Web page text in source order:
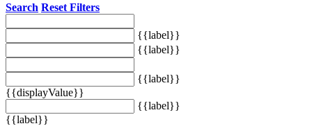
Search Reset Filters
{{label}}
{{label}}
{{label}}
{{displayValue}}
{{label}}
{{label}}